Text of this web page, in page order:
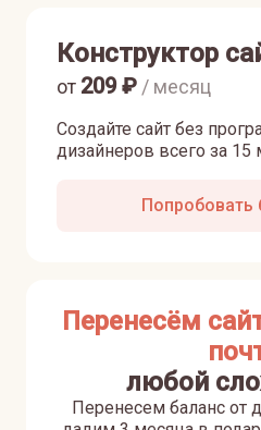
Конструктор
Создайте сайт без
дизайнеров всего за 15
от 209₽ / месяц
Попробовать
Перенесём
любой
Перенесем баланс от